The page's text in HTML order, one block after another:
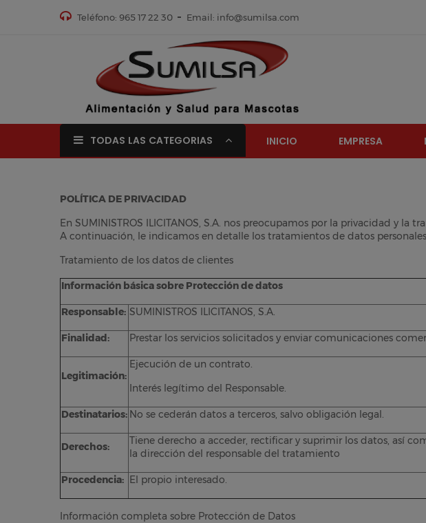
Teléfono: 965 17 22 30 Email: info@sumilsa.com
TODAS LAS CATEGORIAS INICIO EMPRESA
POLÍTICA DE PRIVACIDAD
En SUMINISTROS ILICITANOS, S.A. nos preocupamos por la privacidad y la
A continuación, le indicamos en detalle los tratamientos de datos
Tratamiento de los datos de clientes
Información básica sobre Protección de datos
Responsable: SUMINISTROS ILICITANOS, S.A.
Finalidad: Prestar los servicios solicitados y enviar comunicaciones
Legitimación:
Ejecución de un contrato.
Interés legítimo del Responsable.
Destinatarios: No se cederán datos a terceros, salvo obligación legal.
Derechos:
Tiene derecho a acceder, rectificar y suprimir los datos, así
la dirección del responsable del tratamiento
Procedencia: El propio interesado.
Información completa sobre Protección de Datos